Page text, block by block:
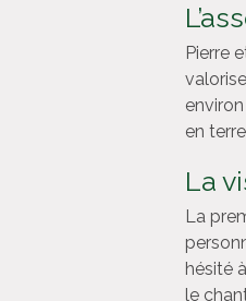
Pierre
en
La
La
hésité
le